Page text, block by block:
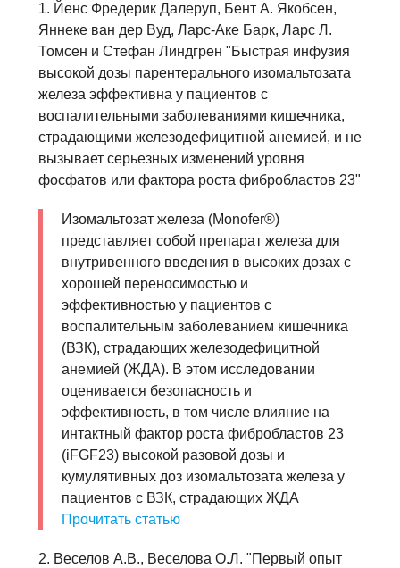
1. Йенс Фредерик Далеруп, Бент А. Якобсен,
Яннеке ван дер Вуд, Ларс-Аке Барк, Ларс Л.
Томсен и Стефан Линдгрен "Быстрая инфузия
высокой дозы парентерального изомальтозата
железа эффективна у пациентов с
воспалительными заболеваниями кишечника,
страдающими железодефицитной анемией, и не
вызывает серьезных изменений уровня
фосфатов или фактора роста фибробластов 23"
Изомальтозат железа (Monofer®)
представляет собой препарат железа для
внутривенного введения в высоких дозах с
хорошей переносимостью и
эффективностью у пациентов с
воспалительным заболеванием кишечника
(ВЗК), страдающих железодефицитной
анемией (ЖДА). В этом исследовании
оценивается безопасность и
эффективность, в том числе влияние на
интактный фактор роста фибробластов 23
(iFGF23) высокой разовой дозы и
кумулятивных доз изомальтозата железа у
пациентов с ВЗК, страдающих ЖДА
Прочитать статью
2. Веселов А.В., Веселова О.Л. "Первый опыт